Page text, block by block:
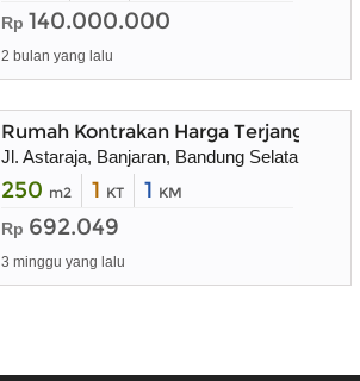
Rp 140.000.000
2 bulan yang lalu
Rumah Kontrakan Harga Terjangkau
Jl. Astaraja, Banjaran, Bandung Selatan,
250 m2 1 KT 1 KM
Rp 692.049
3 minggu yang lalu